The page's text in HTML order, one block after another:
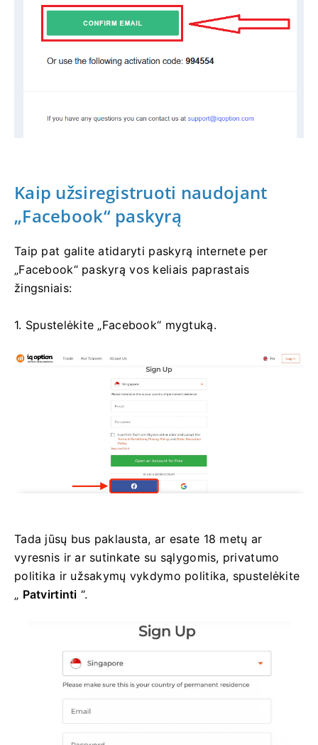
Kaip užsiregistruoti naudojant
„Facebook“ paskyrą
Taip pat galite atidaryti paskyrą internete per
„Facebook“ paskyrą vos keliais paprastais
žingsniais:
1. Spustelėkite „Facebook“ mygtuką.
Tada jūsų bus paklausta, ar esate 18 metų ar
vyresnis ir ar sutinkate su sąlygomis, privatumo
politika ir užsakymų vykdymo politika, spustelėkite
„ Patvirtinti “.